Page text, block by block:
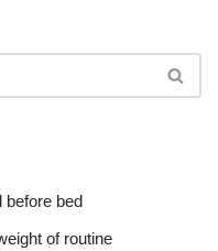
before bed
of routine